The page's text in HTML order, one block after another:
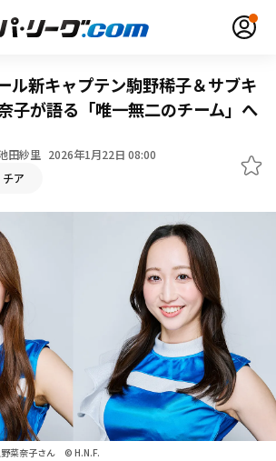
登録 ログイン
ル新キャプテン駒野稀子＆サブキ
子が語る「唯一無二のチーム」へ
田紗里 2026年1月22日 08:00
チア
野菜奈子さん © H.N.F.